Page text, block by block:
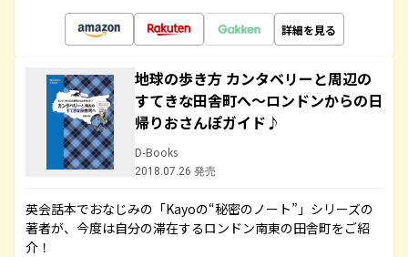
詳細を見る
地球の歩き方 カンタベリーと周辺の
すてきな田舎町へ～ロンドンからの日
帰りおさんぽガイド♪
D-Books
2018.07.26 発売
英会話本でおなじみの「Kayoの“秘密のノート”」シリーズの
著者が、今度は自分の滞在するロンドン南東の田舎町をご紹
介！